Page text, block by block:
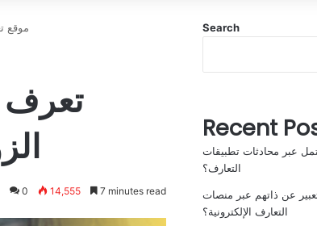
موقع
تعرف
0 14,555 7 minutes read
Search
Recent
عبر محادثات تطبيقات
التعارف؟
عن ذاتهم عبر منصات
التعارف الإلكترونية؟